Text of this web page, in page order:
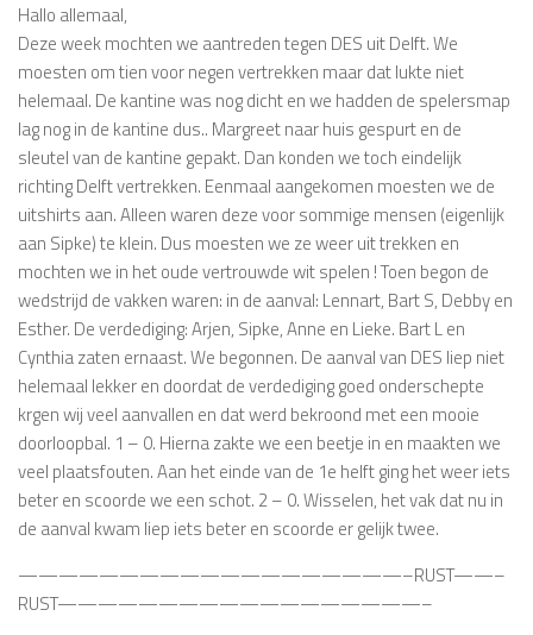
Hallo allemaal,
Deze week mochten we aantreden tegen DES uit Delft. We
moesten om tien voor negen vertrekken maar dat lukte niet
helemaal. De kantine was nog dicht en we hadden de spelersmap
lag nog in de kantine dus.. Margreet naar huis gespurt en de
sleutel van de kantine gepakt. Dan konden we toch eindelijk
richting Delft vertrekken. Eenmaal aangekomen moesten we de
uitshirts aan. Alleen waren deze voor sommige mensen (eigenlijk
aan Sipke) te klein. Dus moesten we ze weer uit trekken en
mochten we in het oude vertrouwde wit spelen ! Toen begon de
wedstrijd de vakken waren: in de aanval: Lennart, Bart S, Debby en
Esther. De verdediging: Arjen, Sipke, Anne en Lieke. Bart L en
Cynthia zaten ernaast. We begonnen. De aanval van DES liep niet
helemaal lekker en doordat de verdediging goed onderschepte
krgen wij veel aanvallen en dat werd bekroond met een mooie
doorloopbal. 1 – 0. Hierna zakte we een beetje in en maakten we
veel plaatsfouten. Aan het einde van de 1e helft ging het weer iets
beter en scoorde we een schot. 2 – 0. Wisselen, het vak dat nu in
de aanval kwam liep iets beter en scoorde er gelijk twee.
———————————————————–RUST——–
RUST——————————————————–